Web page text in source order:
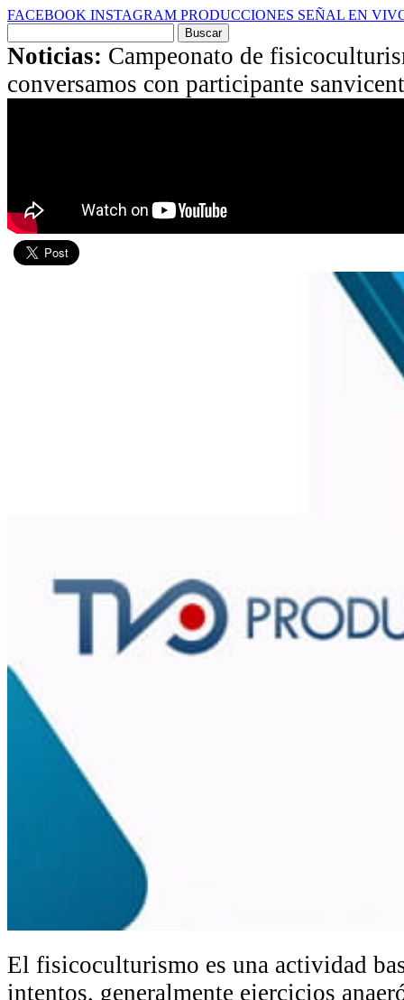
FACEBOOK INSTAGRAM PRODUCCIONES SEÑAL EN
por:
Noticias: Campeonato de
conversamos con participante
El fisicoculturismo es una actividad
intentos, generalmente ejercicios